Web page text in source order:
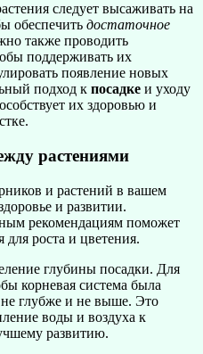
следует высаживать на
обеспечить достаточное
также проводить
поддерживать их
появление новых
подход к посадке и уходу
их здоровью и
растениями
и растений в вашем
и развитии.
рекомендациям поможет
роста и цветения.
глубины посадки. Для
корневая система была
глубже и не выше. Это
воды и воздуха к
развитию.